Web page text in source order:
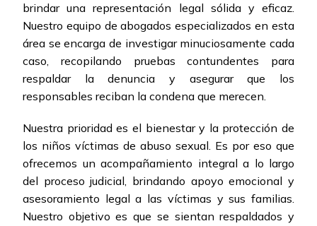
brindar una representación legal sólida y eficaz.
Nuestro equipo de abogados especializados en esta
área se encarga de investigar minuciosamente cada
caso, recopilando pruebas contundentes para
respaldar la denuncia y asegurar que los
responsables reciban la condena que merecen.
Nuestra prioridad es el bienestar y la protección de
los niños víctimas de abuso sexual. Es por eso que
ofrecemos un acompañamiento integral a lo largo
del proceso judicial, brindando apoyo emocional y
asesoramiento legal a las víctimas y sus familias.
Nuestro objetivo es que se sientan respaldados y